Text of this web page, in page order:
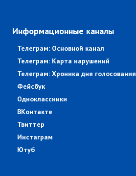
Информационные каналы
Телеграм: Основной канал
Телеграм: Карта нарушений
Телеграм: Хроника дня голосования
Фейсбук
Одноклассники
ВКонтакте
Твиттер
Инстаграм
Ютуб